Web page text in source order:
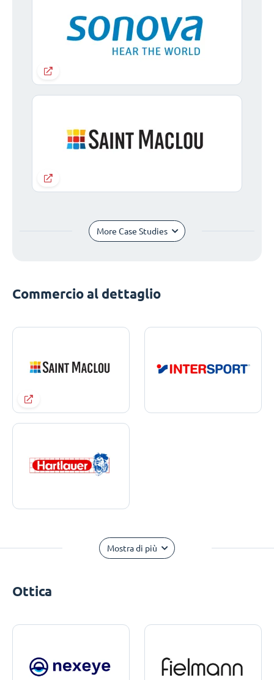
More Case Studies
Commercio al dettaglio
Mostra di più
Ottica